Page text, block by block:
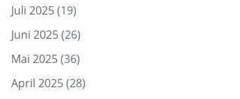
Juli 2025(19)
Juni 2025(26)
Mai 2025(36)
April 2025(28)